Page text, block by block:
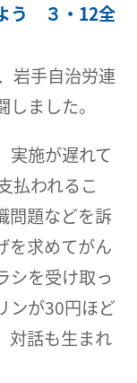
う ３・12全
岩手自治労連
ました。
実施が遅れて
払われるこ
問題などを訴
を求めてがん
シを受け取っ
ンが30円ほど
対話も生まれ